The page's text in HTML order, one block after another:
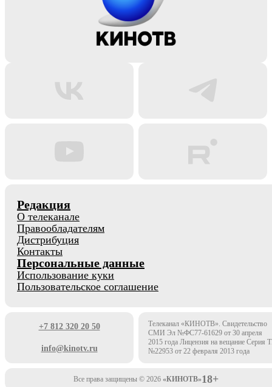
Редакция
О телеканале
Правообладателям
Дистрибуция
Контакты
Персональные данные
Использование куки
Пользовательское соглашение
+7 812 320 20 50
info@kinotv.ru
Телеканал «КИНОТВ». Свидетельство
СМИ Эл №ФС77-61629 от 30 апреля
2015 года Лицензия на вещание Серия
№22953 от 22 февраля 2013 года
Все права защищены © 2026 «КИНОТВ»18+